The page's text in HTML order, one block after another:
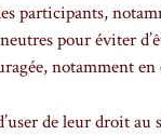
participants,
pour éviter
notamment
de leur droit au